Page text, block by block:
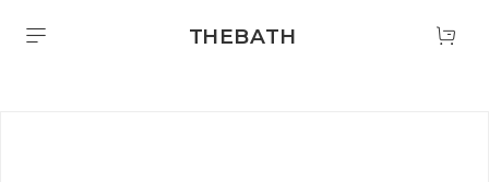
THEBATH